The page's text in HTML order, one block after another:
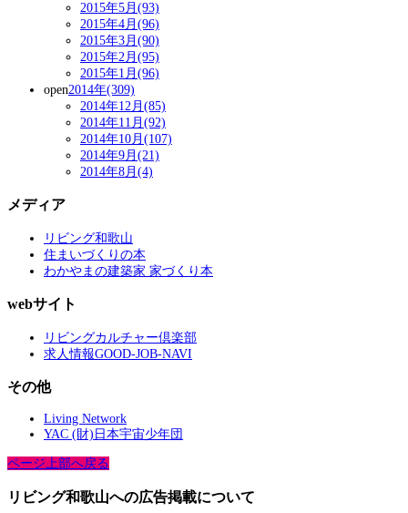
2015年5月(93)
2015年4月(96)
2015年3月(90)
2015年2月(95)
2015年1月(96)
open2014年(309)
2014年12月(85)
2014年11月(92)
2014年10月(107)
2014年9月(21)
2014年8月(4)
メディア
リビング和歌山
住まいづくりの本
わかやまの建築家 家づくり本
webサイト
リビングカルチャー倶楽部
求人情報GOOD-JOB-NAVI
その他
Living Network
YAC (財)日本宇宙少年団
ページ上部へ戻る
リビング和歌山への広告掲載について